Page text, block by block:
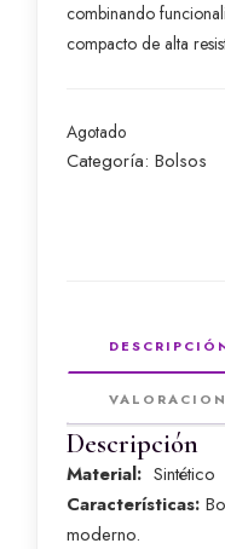
combinando
compacto de alta
Agotado
Categoría: Bolsos
Descripción
Material: Sintético
Características:
moderno.